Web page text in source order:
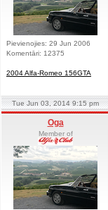
Pievienojies: 29 Jun 2006
Komentāri: 12375
2004 Alfa-Romeo 156GTA
Tue Jun 03, 2014 9:15 pm
Oga
Member of